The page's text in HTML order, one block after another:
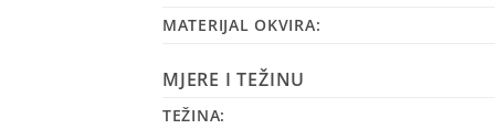
MATERIJAL OKVIRA:
MJERE I TEŽINU
TEŽINA: